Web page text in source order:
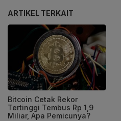
ARTIKEL TERKAIT
Bitcoin Cetak Rekor
Tertinggi Tembus Rp 1,9
Miliar, Apa Pemicunya?